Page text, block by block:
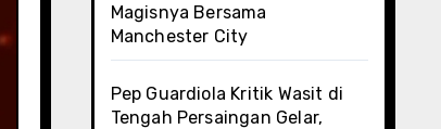
Magisnya Bersama
Manchester City
Pep Guardiola Kritik Wasit di
Tengah Persaingan Gelar,